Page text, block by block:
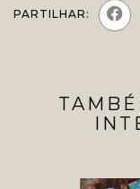
PARTILHAR: